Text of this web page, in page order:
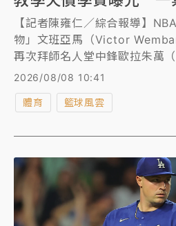
【記者陳雍仁／綜合報導】
物」文班亞馬（Victor
再次拜師名人堂中鋒歐拉朱萬
Olajuwon），精進自己的禁區
達每周10萬美元（約台幣323
2026/08/08 10:41
體育 籃球風雲